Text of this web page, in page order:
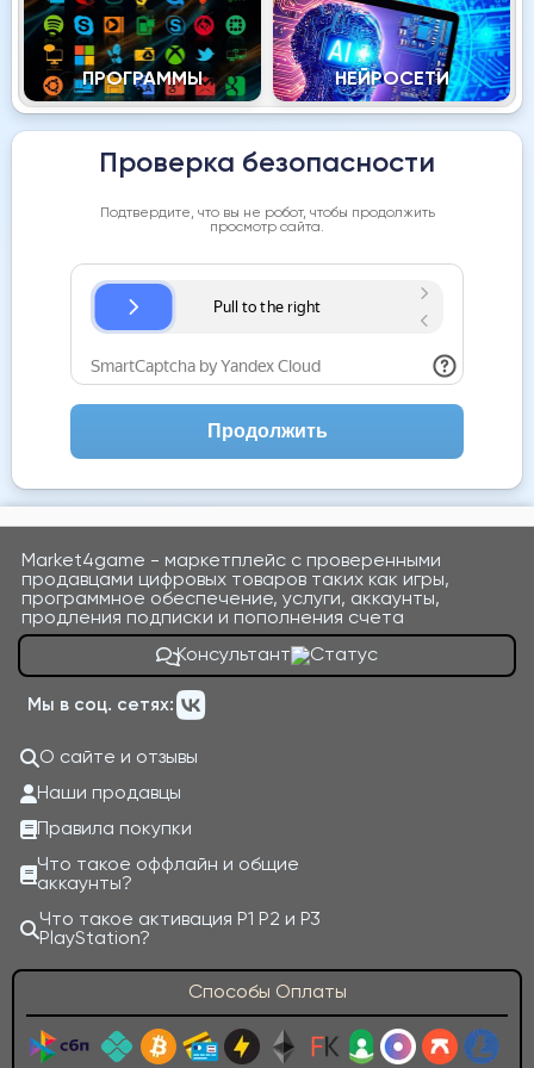
ПРОГРАММЫ НЕЙРОСЕТИ
Проверка безопасности
Подтвердите, что вы не робот, чтобы продолжить
просмотр сайта.
Продолжить
Market4game - маркетплейс с проверенными
продавцами цифровых товаров таких как игры,
программное обеспечение, услуги, аккаунты,
продления подписки и пополнения счета
Консультант
Мы в соц. сетях:
О сайте и отзывы
Наши продавцы
Правила покупки
Что такое оффлайн и общие
аккаунты?
Что такое активация P1 P2 и P3
PlayStation?
Способы Оплаты